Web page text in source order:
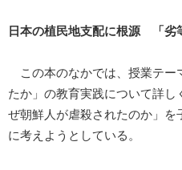
日本の植民地支配に根源 「劣
この本のなかでは、授業テー
たか」の教育実践について詳
ぜ朝鮮人が虐殺されたのか」を
に考えようとしている。